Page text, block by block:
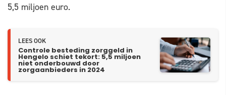
5,5 miljoen euro.
LEES OOK
Controle besteding zorggeld in
Hengelo schiet tekort: 5,5 miljoen
niet onderbouwd door
zorgaanbieders in 2024